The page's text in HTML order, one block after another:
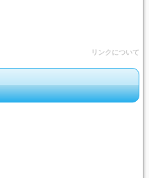
リンクについて